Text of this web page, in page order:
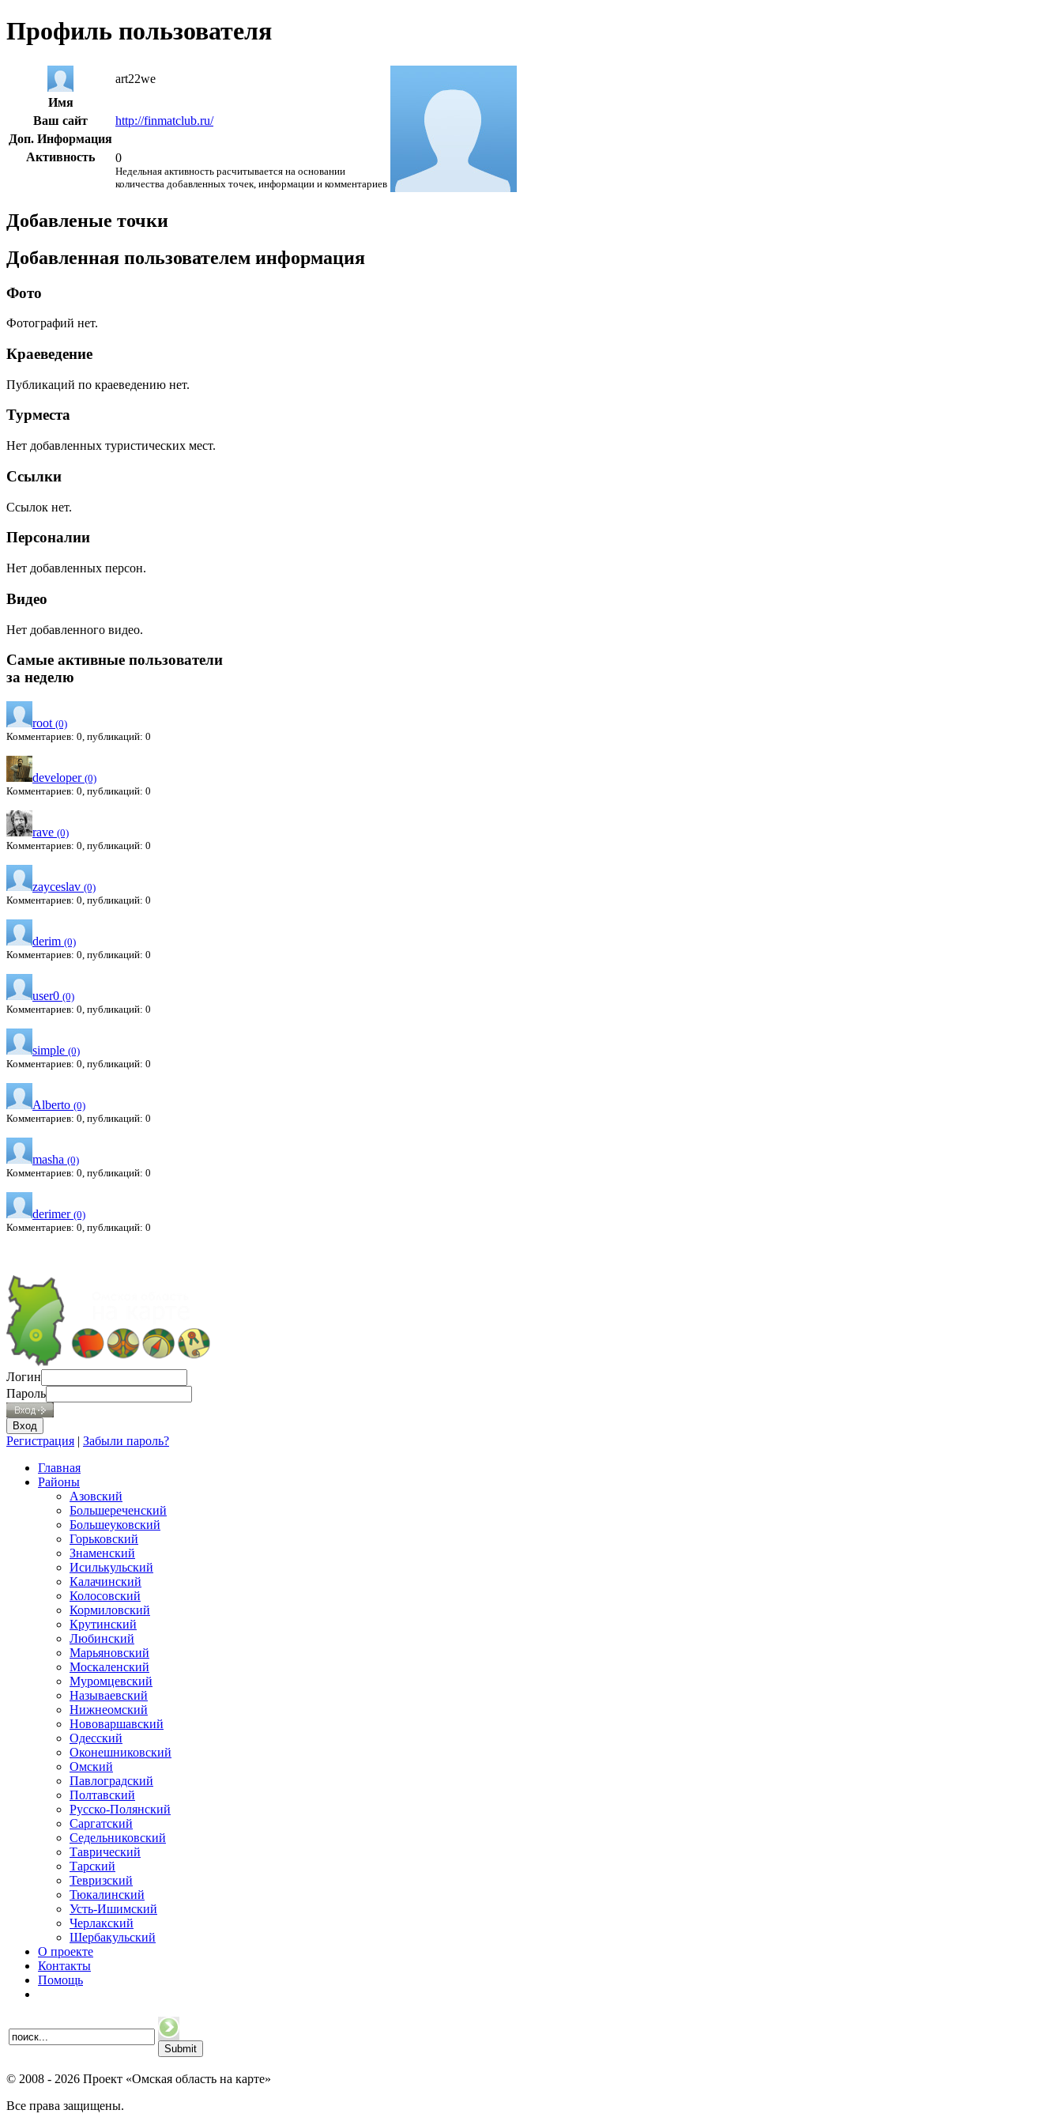
Профиль пользователя
art22we
Имя
Ваш сайт
http://finmatclub.ru/
Доп. Информация
Активность
0
Недельная активность расчитывается на основании
количества добавленных точек, информации и комментариев
Добавленые точки
Добавленная пользователем информация
Фото
Фотографий нет.
Краеведение
Публикаций по краеведению нет.
Турместа
Нет добавленных туристических мест.
Ссылки
Ссылок нет.
Персоналии
Нет добавленных персон.
Видео
Нет добавленного видео.
Самые активные пользователи
за неделю
root (0)
Комментариев: 0, публикаций: 0
developer (0)
Комментариев: 0, публикаций: 0
rave (0)
Комментариев: 0, публикаций: 0
zayceslav (0)
Комментариев: 0, публикаций: 0
derim (0)
Комментариев: 0, публикаций: 0
user0 (0)
Комментариев: 0, публикаций: 0
simple (0)
Комментариев: 0, публикаций: 0
Alberto (0)
Комментариев: 0, публикаций: 0
masha (0)
Комментариев: 0, публикаций: 0
derimer (0)
Комментариев: 0, публикаций: 0
Логин
Пароль
Регистрация | Забыли пароль?
Главная
Районы
Азовский
Большереченский
Большеуковский
Горьковский
Знаменский
Исилькульский
Калачинский
Колосовский
Кормиловский
Крутинский
Любинский
Марьяновский
Москаленский
Муромцевский
Называевский
Нижнеомский
Нововаршавский
Одесский
Оконешниковский
Омский
Павлоградский
Полтавский
Русско-Полянский
Саргатский
Седельниковский
Таврический
Тарский
Тевризский
Тюкалинский
Усть-Ишимский
Черлакский
Шербакульский
О проекте
Контакты
Помощь
© 2008 - 2026 Проект «Омская область на карте»
Все права защищены.